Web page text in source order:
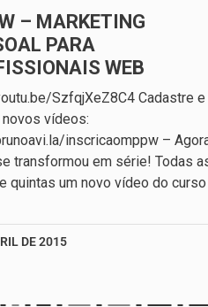
– MARKETING
PARA
WEB
SzfqjXeZ8C4 Cadastre e
vídeos:
inscricaomppw –
transformou em série! Todas
quintas um novo vídeo do curso
DE 2015